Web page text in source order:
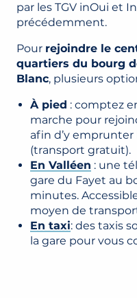
par les TGV inOui et
précédemment.
Pour rejoindre le
quartiers du bourg
Blanc, plusieurs
À pied : comptez
marche pour
afin d’y emprunter
(transport gratuit).
En Valléen : une
gare du Fayet au
minutes.
moyen de
En taxi: des taxis
la gare pour vous